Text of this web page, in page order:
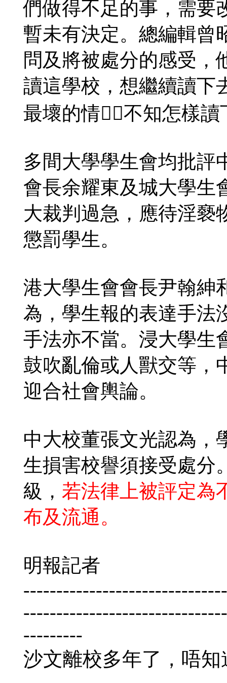
們做得不足的事，需要
暫未有決定。總編輯曾
問及將被處分的感受，
讀這學校，想繼續讀下
最壞的情，不知怎樣
多間大學學生會均批評
會長余耀東及城大學生
大裁判過急，應待淫褻
懲罰學生。
港大學生會會長尹翰紳
為，學生報的表達手法
手法亦不當。浸大學生
鼓吹亂倫或人獸交等，
迎合社會輿論。
中大校董張文光認為，
生損害校譽須接受處分
級， 若法律上被評定為
布及流通。
明報記者
---------
沙文離校多年了，唔